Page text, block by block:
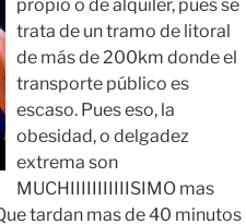
propio o de alquiler, pues se
trata de un tramo de litoral
de más de 200km donde el
transporte público es
escaso. Pues eso, la
obesidad, o delgadez
extrema son
MUCHIIIIIIIIIIISIMO mas
tardan mas de 40 minutos